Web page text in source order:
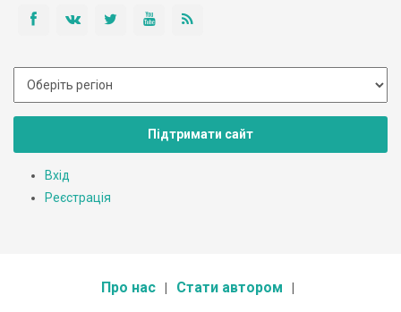
Підтримати сайт
Вхід
Реєстрація
Про нас Стати автором